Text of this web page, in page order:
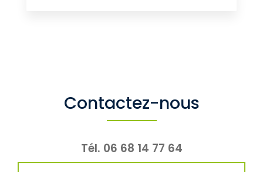
Contactez-nous
Tél. 06 68 14 77 64